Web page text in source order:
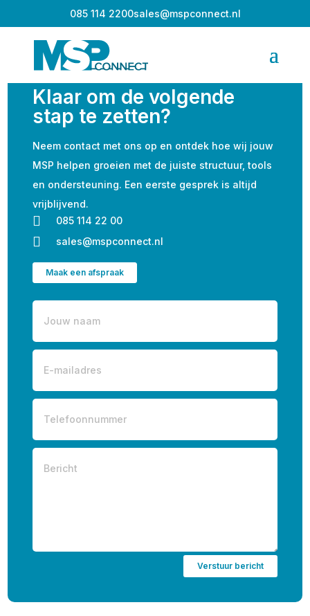
085 114 2200sales@mspconnect.nl
Klaar om de volgende
stap te zetten?
Neem contact met ons op en ontdek hoe wij jouw
MSP helpen groeien met de juiste structuur, tools
en ondersteuning. Een eerste gesprek is altijd
vrijblijvend.
 085 114 22 00
 sales@mspconnect.nl
Maak een afspraak
Verstuur bericht